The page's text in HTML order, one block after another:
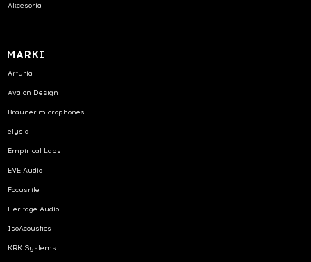
Akcesoria
MARKI
Arturia
Avalon Design
Brauner.microphones
elysia
Empirical Labs
EVE Audio
Focusrite
Heritage Audio
IsoAcoustics
KRK Systems